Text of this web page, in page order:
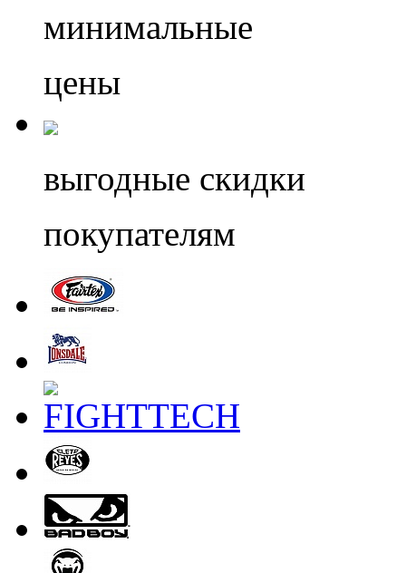
минимальные
цены
выгодные скидки
покупателям